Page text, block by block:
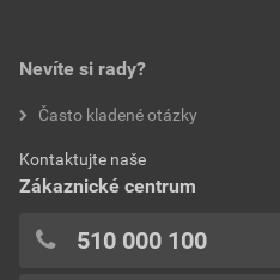
Nevíte si rady?
Často kladené otázky
Kontaktujte naše
Zákaznické centrum
510 000 100